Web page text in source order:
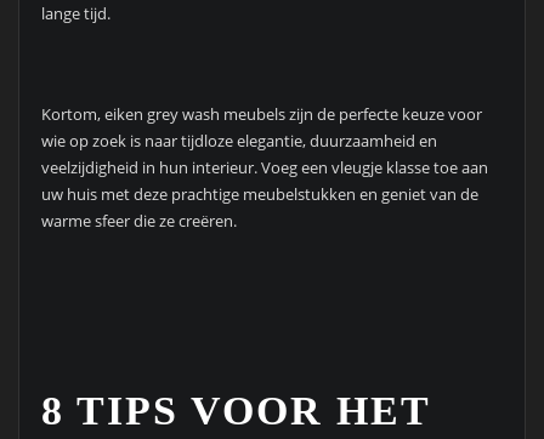
lange tijd.
Kortom, eiken grey wash meubels zijn de perfecte keuze voor
wie op zoek is naar tijdloze elegantie, duurzaamheid en
veelzijdigheid in hun interieur. Voeg een vleugje klasse toe aan
uw huis met deze prachtige meubelstukken en geniet van de
warme sfeer die ze creëren.
8 TIPS VOOR HET